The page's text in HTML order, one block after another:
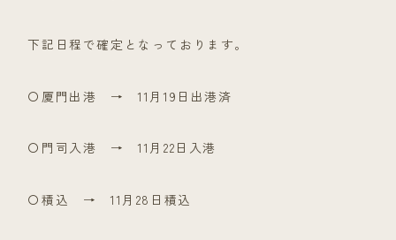
下記日程で確定となっております。
〇厦門出港 → 11月19日出港済
〇門司入港 → 11月22日入港
〇積込 → 11月28日積込